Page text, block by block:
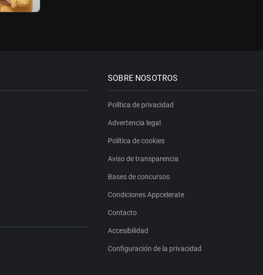
SOBRE NOSOTROS
Política de privacidad
Advertencia legal
Política de cookies
Aviso de transparencia
Bases de concursos
Condiciones Appcelerate
Contacto
Accesibilidad
Configuración de la privacidad